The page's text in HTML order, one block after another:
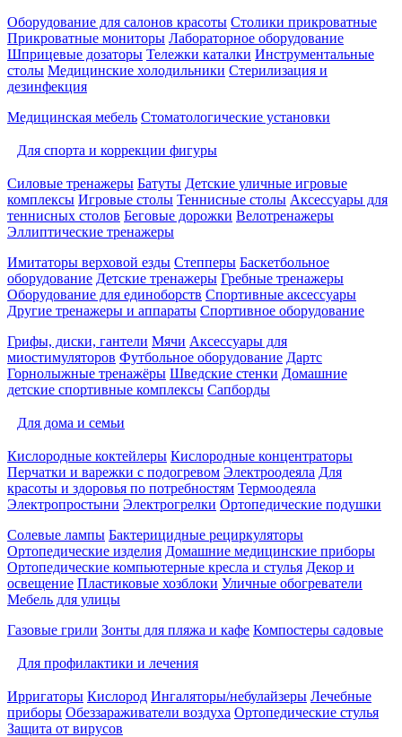
Оборудование для салонов красоты Столики прикроватные
Прикроватные мониторы Лабораторное оборудование
Шприцевые дозаторы Тележки каталки Инструментальные
столы Медицинские холодильники Стерилизация и
дезинфекция
Медицинская мебель Стоматологические установки
Для спорта и коррекции фигуры
Силовые тренажеры Батуты Детские уличные игровые
комплексы Игровые столы Теннисные столы Аксессуары для
теннисных столов Беговые дорожки Велотренажеры
Эллиптические тренажеры
Имитаторы верховой езды Степперы Баскетбольное
оборудование Детские тренажеры Гребные тренажеры
Оборудование для единоборств Спортивные аксессуары
Другие тренажеры и аппараты Спортивное оборудование
Грифы, диски, гантели Мячи Аксессуары для
миостимуляторов Футбольное оборудование Дартс
Горнолыжные тренажёры Шведские стенки Домашние
детские спортивные комплексы Сапборды
Для дома и семьи
Кислородные коктейлеры Кислородные концентраторы
Перчатки и варежки с подогревом Электроодеяла Для
красоты и здоровья по потребностям Термоодеяла
Электропростыни Электрогрелки Ортопедические подушки
Солевые лампы Бактерицидные рециркуляторы
Ортопедические изделия Домашние медицинские приборы
Ортопедические компьютерные кресла и стулья Декор и
освещение Пластиковые хозблоки Уличные обогреватели
Мебель для улицы
Газовые грили Зонты для пляжа и кафе Компостеры садовые
Для профилактики и лечения
Ирригаторы Кислород Ингаляторы/небулайзеры Лечебные
приборы Обеззараживатели воздуха Ортопедические стулья
Защита от вирусов